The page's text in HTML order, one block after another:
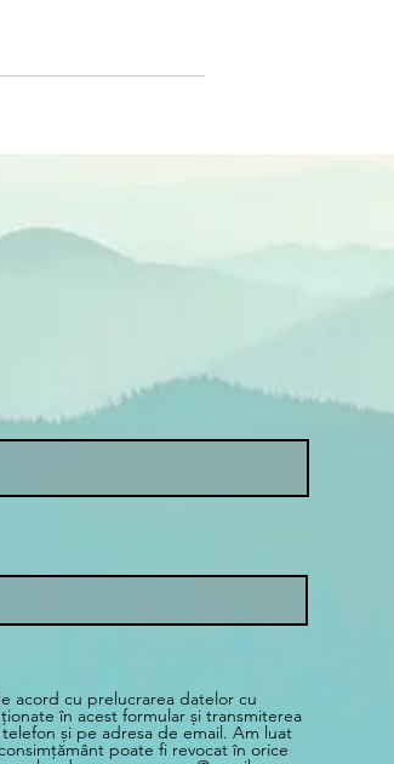
acord cu prelucrarea datelor cu
în acest formular și transmiterea
și pe adresa de email. Am luat
poate fi revocat în orice